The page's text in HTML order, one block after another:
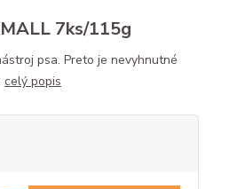
7ks/115g
psa. Preto je nevyhnutné
celý popis